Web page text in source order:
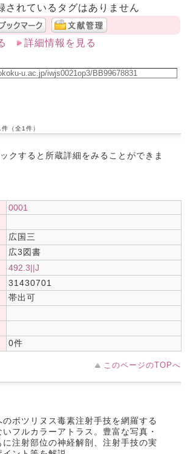
されているタグはありません
詳細情報を見る
（全1件）
クすると所蔵詳細をみることができま
0001
広国三
広3図書
492.3||J
31430701
帯出可
0件
このページのTOPへ
ボツリヌス毒素注射手技を網羅する
いフルカラーアトラス。豊富な写真・
に注射部位の神経解剖、注射手技の実